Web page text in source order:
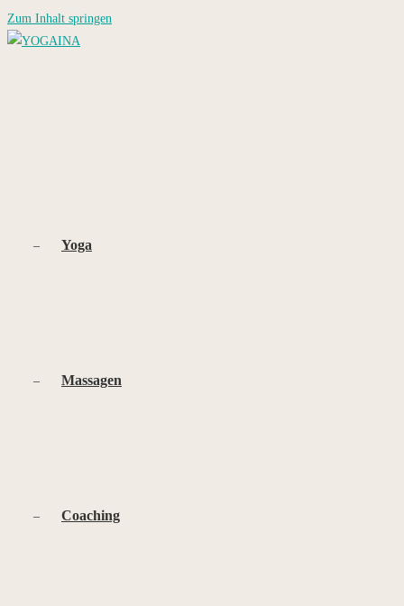
Zum Inhalt springen
Yoga
Massagen
Coaching